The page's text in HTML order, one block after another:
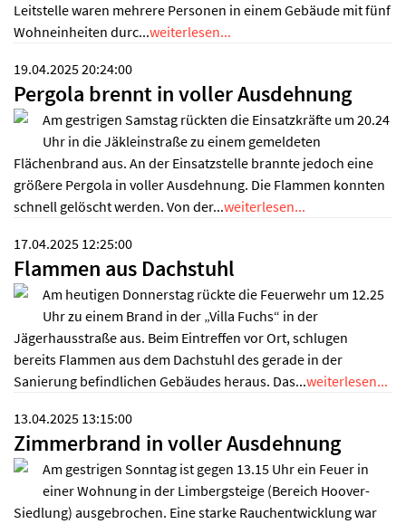
Leitstelle waren mehrere Personen in einem Gebäude mit fünf
Wohneinheiten durc...weiterlesen...
19.04.2025 20:24:00
Pergola brennt in voller Ausdehnung
Am gestrigen Samstag rückten die Einsatzkräfte um 20.24
Uhr in die Jäkleinstraße zu einem gemeldeten
Flächenbrand aus. An der Einsatzstelle brannte jedoch eine
größere Pergola in voller Ausdehnung. Die Flammen konnten
schnell gelöscht werden. Von der...weiterlesen...
17.04.2025 12:25:00
Flammen aus Dachstuhl
Am heutigen Donnerstag rückte die Feuerwehr um 12.25
Uhr zu einem Brand in der „Villa Fuchs“ in der
Jägerhausstraße aus. Beim Eintreffen vor Ort, schlugen
bereits Flammen aus dem Dachstuhl des gerade in der
Sanierung befindlichen Gebäudes heraus. Das...weiterlesen...
13.04.2025 13:15:00
Zimmerbrand in voller Ausdehnung
Am gestrigen Sonntag ist gegen 13.15 Uhr ein Feuer in
einer Wohnung in der Limbergsteige (Bereich Hoover-
Siedlung) ausgebrochen. Eine starke Rauchentwicklung war